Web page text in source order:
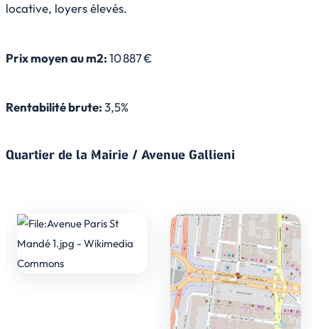
locative, loyers élevés.
Prix moyen au m2:10 887 €
Rentabilité brute:3,5%
Quartier de la Mairie / Avenue Gallieni